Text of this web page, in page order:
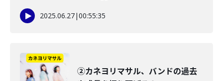
2025.06.27|00:55:35
②カネヨリマサル、バンドの過去